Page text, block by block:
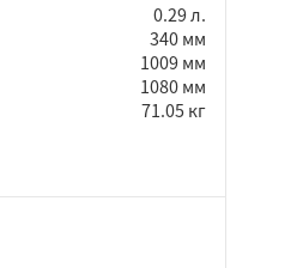
0.29 л.
340 мм
1009 мм
1080 мм
71.05 кг